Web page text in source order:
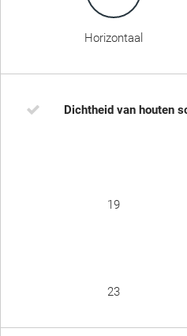
Horizontaal
Dichtheid van houten
19
23